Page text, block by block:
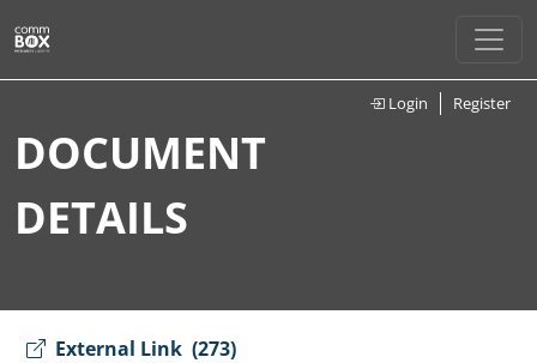
Login Register
DOCUMENT
DETAILS
External Link (273)